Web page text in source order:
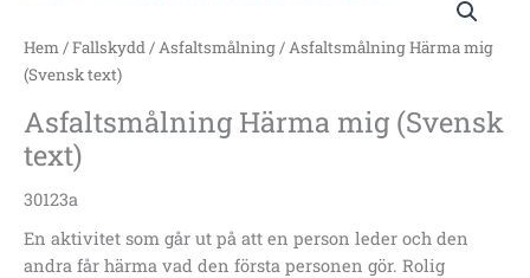
Hem/Fallskydd/Asfaltsmålning/ Asfaltsmålning Härma mig
(Svensk text)
Asfaltsmålning Härma mig (Svensk
text)
30123a
En aktivitet som går ut på att en person leder och den
andra får härma vad den första personen gör. Rolig
mig
(Svensk
mängd